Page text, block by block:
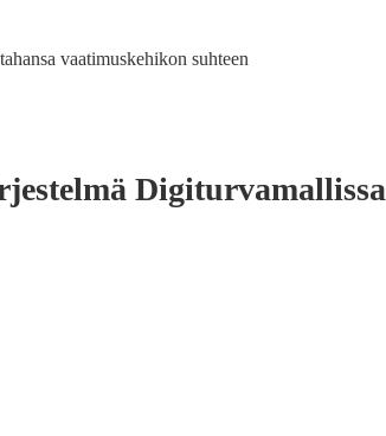
vaatimuskehikon suhteen
Digiturvamallissa